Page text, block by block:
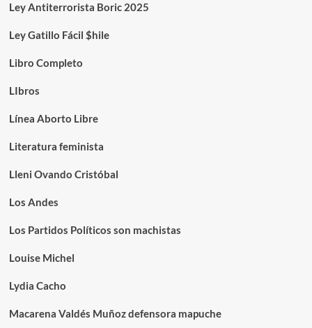
Ley Antiterrorista Boric 2025
Ley Gatillo Fácil $hile
Libro Completo
LIbros
Línea Aborto Libre
Literatura feminista
Lleni Ovando Cristóbal
Los Andes
Los Partidos Políticos son machistas
Louise Michel
Lydia Cacho
Macarena Valdés Muñoz defensora mapuche